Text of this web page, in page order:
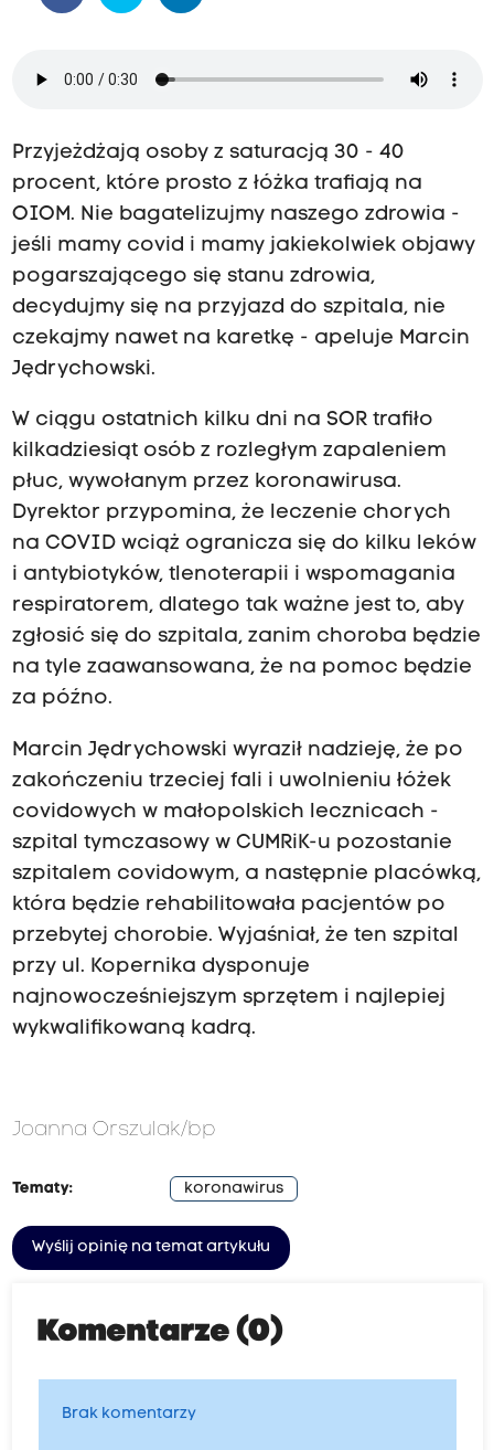
Przyjeżdżają osoby z saturacją 30 - 40
procent, które prosto z łóżka trafiają na
OIOM. Nie bagatelizujmy naszego zdrowia -
jeśli mamy covid i mamy jakiekolwiek objawy
pogarszającego się stanu zdrowia,
decydujmy się na przyjazd do szpitala, nie
czekajmy nawet na karetkę - apeluje Marcin
Jędrychowski.
W ciągu ostatnich kilku dni na SOR trafiło
kilkadziesiąt osób z rozległym zapaleniem
płuc, wywołanym przez koronawirusa.
Dyrektor przypomina, że leczenie chorych
na COVID wciąż ogranicza się do kilku leków
i antybiotyków, tlenoterapii i wspomagania
respiratorem, dlatego tak ważne jest to, aby
zgłosić się do szpitala, zanim choroba będzie
na tyle zaawansowana, że na pomoc będzie
za późno.
Marcin Jędrychowski wyraził nadzieję, że po
zakończeniu trzeciej fali i uwolnieniu łóżek
covidowych w małopolskich lecznicach -
szpital tymczasowy w CUMRiK-u pozostanie
szpitalem covidowym, a następnie placówką,
która będzie rehabilitowała pacjentów po
przebytej chorobie. Wyjaśniał, że ten szpital
przy ul. Kopernika dysponuje
najnowocześniejszym sprzętem i najlepiej
wykwalifikowaną kadrą.
Joanna Orszulak/bp
Tematy: koronawirus
Wyślij opinię na temat artykułu
Komentarze (0)
Brak komentarzy